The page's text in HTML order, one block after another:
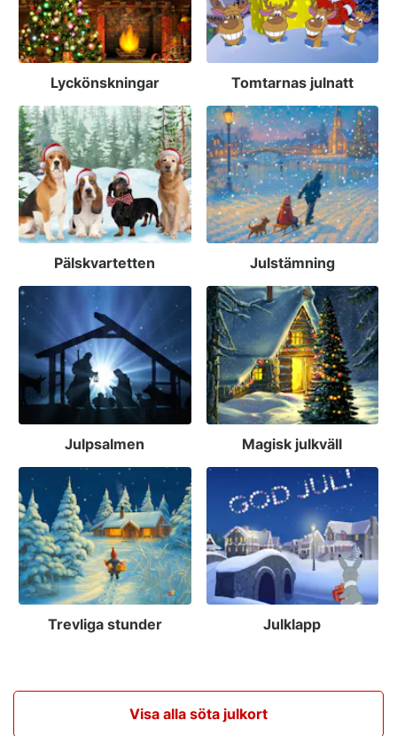
Lyckönskningar Tomtarnas julnatt
Pälskvartetten Julstämning
Julpsalmen Magisk julkväll
Trevliga stunder Julklapp
Visa alla söta julkort